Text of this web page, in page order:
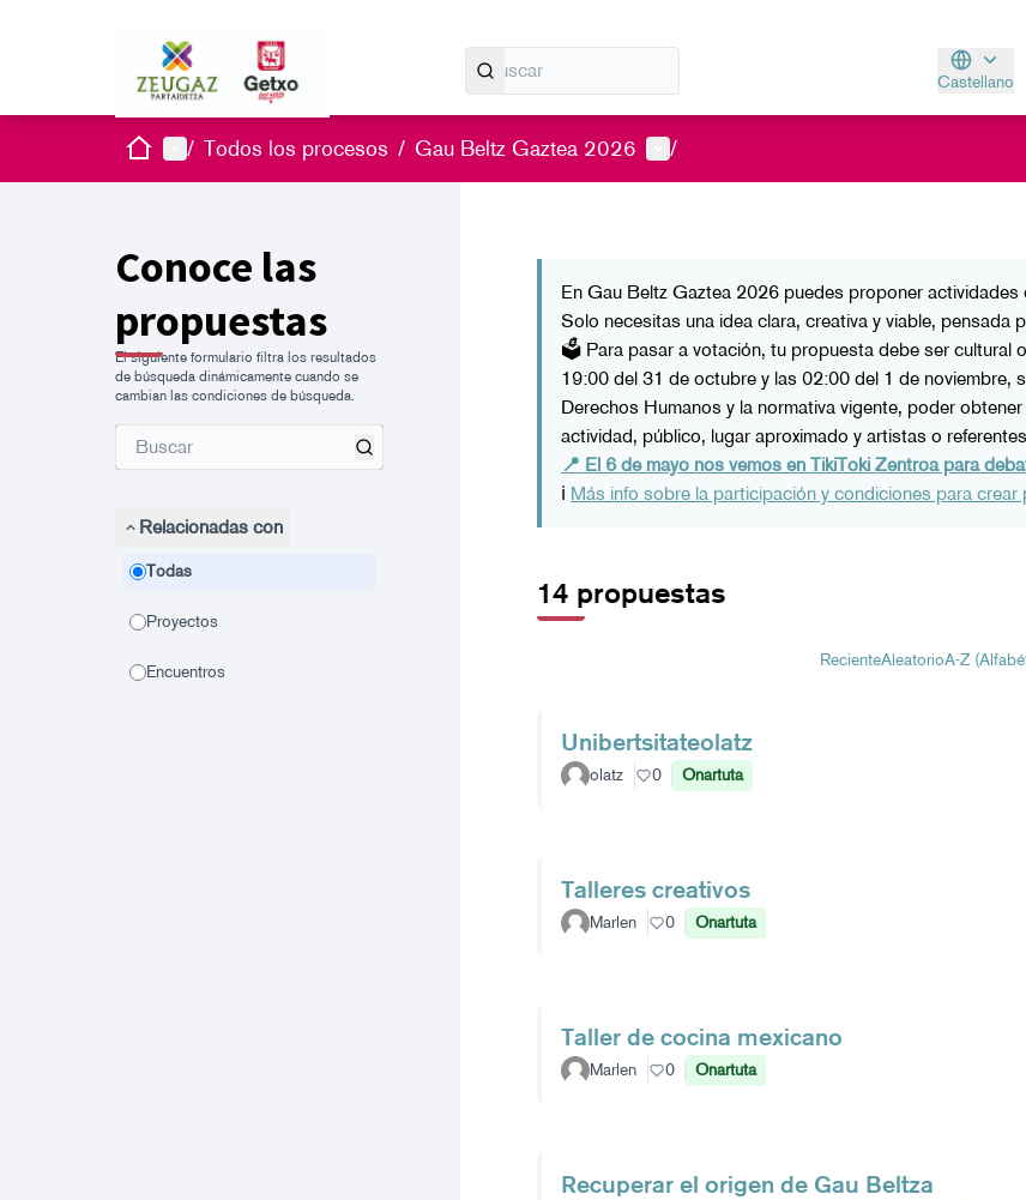
Castellano
Aukeratu
InicioMenú principal
/ Todos los procesos / Gau Beltz Gaztea 2026 Menú de usuario
/
Conoce las
propuestas
El siguiente formulario filtra los resultados
de búsqueda dinámicamente cuando se
cambian las condiciones de búsqueda.
Relacionadas con
Todas
Proyectos
Encuentros
En Gau Beltz Gaztea 2026 puedes proponer
Solo necesitas una idea clara, creativa y viable,
🗳️ Para pasar a votación, tu propuesta debe ser cultural
19:00 del 31 de octubre y las 02:00 del 1 de noviembre,
Derechos Humanos y la normativa vigente, poder
actividad, público, lugar aproximado y artistas o
📍 El 6 de mayo nos vemos en TikiToki Zentroa para
ℹ️ Más info sobre la participación y condiciones para crear
14 propuestas
RecienteAleatorioA-Z
Unibertsitateolatz
olatz 0 Onartuta
Talleres creativos
Marlen 0 Onartuta
Taller de cocina mexicano
Marlen 0 Onartuta
Recuperar el origen de Gau Beltza